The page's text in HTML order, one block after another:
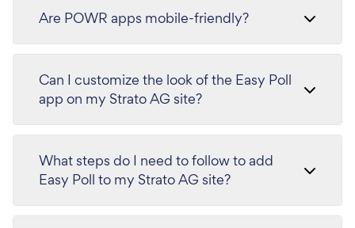
Are POWR apps mobile-friendly?
Can I customize the look of the Easy Poll
app on my Strato AG site?
What steps do I need to follow to add
Easy Poll to my Strato AG site?